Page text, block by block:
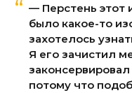
— Перстень этот
было какое-то
захотелось
Я его зачистил
потому что